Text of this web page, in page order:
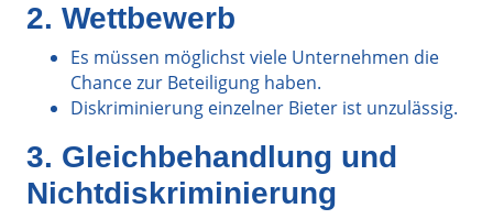
2. Wettbewerb
Es müssen möglichst viele Unternehmen die
Chance zur Beteiligung haben.
Diskriminierung einzelner Bieter ist unzulässig.
3. Gleichbehandlung und
Nichtdiskriminierung